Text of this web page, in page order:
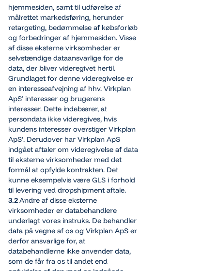
hjemmesiden, samt til udførelse af
målrettet markedsføring, herunder
retargeting, bedømmelse af købsforløb
og forbedringer af hjemmesiden. Visse
af disse eksterne virksomheder er
selvstændige dataansvarlige for de
data, der bliver videregivet hertil.
Grundlaget for denne videregivelse er
en interesseafvejning af hhv. Virkplan
ApS’ interesser og brugerens
interesser. Dette indebærer, at
persondata ikke videregives, hvis
kundens interesser overstiger Virkplan
ApS’. Derudover har Virkplan ApS
indgået aftaler om videregivelse af data
til eksterne virksomheder med det
formål at opfylde kontrakten. Det
kunne eksempelvis være GLS i forhold
til levering ved dropshipment aftale.
3.2Andre af disse eksterne
virksomheder er databehandlere
underlagt vores instruks. De behandler
data på vegne af os og Virkplan ApS er
derfor ansvarlige for, at
databehandlerne ikke anvender data,
som de får fra os til andet end